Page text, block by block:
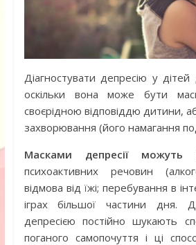
Діагностувати депресію у
оскільки вона може бути
своєрідною відповіддю дитини,
захворювання (його намагання
Масками депресії можуть
психоактивних речовин
відмова від їжі; перебування в
іграх більшої частини дня.
депресією постійно шукають
поганого самопочуття і ці